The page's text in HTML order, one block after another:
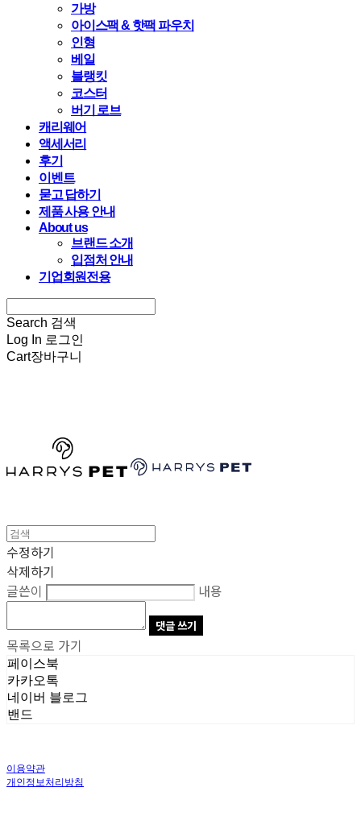
가방
아이스팩 & 핫팩 파우치
인형
베일
블랭킷
코스터
버기 로브
캐리웨어
액세서리
후기
이벤트
묻고 답하기
제품 사용 안내
About us
브랜드 소개
입점처 안내
기업회원전용
Search 검색
Log In 로그인
Cart장바구니
수정하기
삭제하기
글쓴이
내용
댓글 쓰기
목록으로 가기
페이스북
카카오톡
네이버 블로그
밴드
이용약관
개인정보처리방침